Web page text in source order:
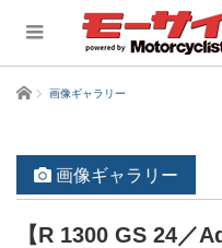
ホーム 画像ギャラリー
画像ギャラリー
【R 1300 GS 24／